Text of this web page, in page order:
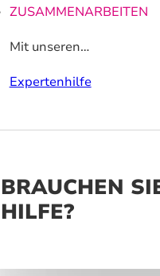
ZUSAMMENARBEITEN
Mit unseren
Großformatdrucklösungen
helfen, ein
Expertenhilfe
BRAUCHEN
HILFE?